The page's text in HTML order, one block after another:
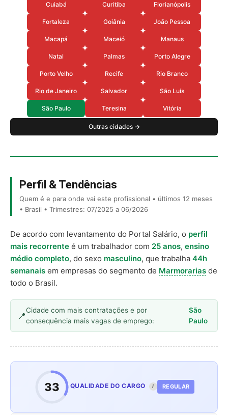
Cuiabá Curitiba Florianópolis
Fortaleza Goiânia João Pessoa
Macapá Maceió Manaus
Natal Palmas Porto Alegre
Porto Velho Recife Rio Branco
Rio de Janeiro Salvador São Luís
São Paulo Teresina Vitória
Outras cidades →
Perfil & Tendências
Quem é e para onde vai este profissional • últimos 12 meses
• Brasil • Trimestres: 07/2025 a 06/2026
De acordo com levantamento do Portal Salário, o perfil
mais recorrente é um trabalhador com 25 anos, ensino
médio completo, do sexo masculino, que trabalha 44h
semanais em empresas do segmento de Marmorarias de
todo o Brasil.
Cidade com mais contratações e por
consequência mais vagas de emprego:
São
Paulo
33 QUALIDADE DO CARGO I REGULAR